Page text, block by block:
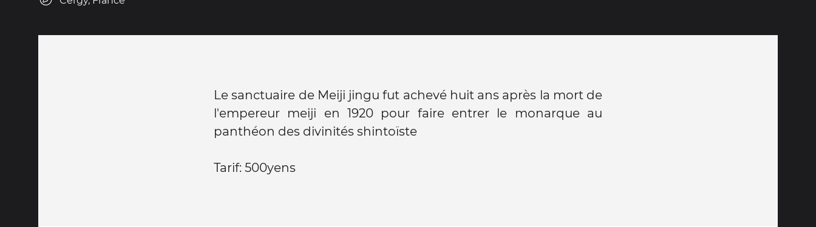
Le sanctuaire de Meiji jingu fut achevé huit ans après la mort de
l'empereur meiji en 1920 pour faire entrer le monarque au
panthéon des divinités shintoïste
Tarif: 500yens